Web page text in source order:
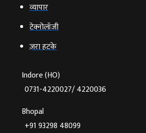
व्‍यापार
टेक्‍नोलॉजी
ज़रा हटके
Indore (HO)
0731-4220027/ 4220036
Bhopal
+91 93298 48099